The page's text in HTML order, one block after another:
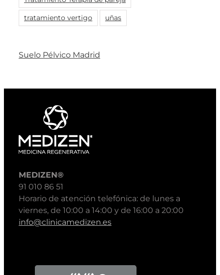
tratamiento vertigo uñas
Suelo Pélvico Madrid
MEDIZEN®
91 010 86 51
Horario de atención telefónica: de lunes a
viernes, de 10:00 a 14:00 y de 16:00 a 20:00
info@clinicamedizen.es